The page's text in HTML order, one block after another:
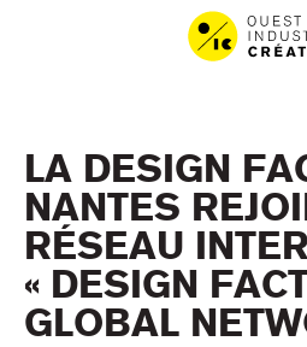
Aller au
Aller au
LA DESIGN
NANTES
RÉSEAU
« DESIGN
GLOBAL